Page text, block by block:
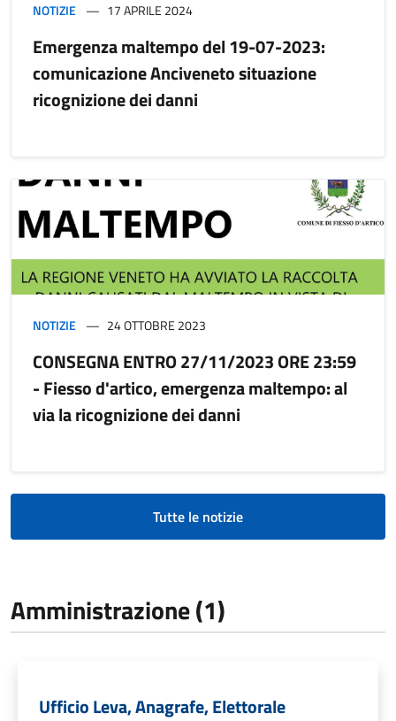
NOTIZIE 17 APRILE 2024
Emergenza maltempo del 19-07-2023:
comunicazione Anciveneto situazione
ricognizione dei danni
NOTIZIE 24 OTTOBRE 2023
CONSEGNA ENTRO 27/11/2023 ORE 23:59
- Fiesso d'artico, emergenza maltempo: al
via la ricognizione dei danni
Tutte le notizie
Amministrazione (1)
Ufficio Leva, Anagrafe, Elettorale